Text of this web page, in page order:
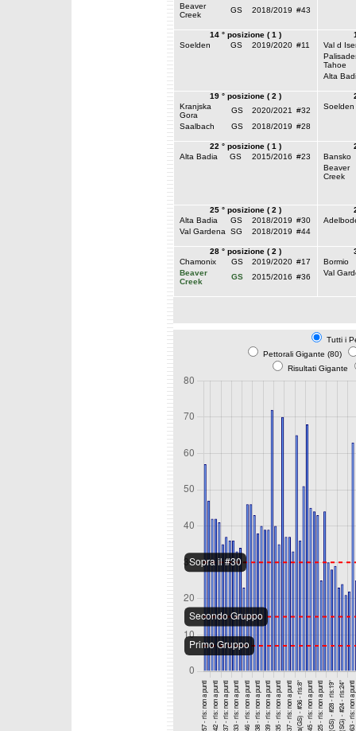
Beaver
Creek
GS 2018/2019 #43
14 ° posizione ( 1 )
Soelden
GS 2019/2020 #11
Val d
Tahoe
Alta
19 ° posizione ( 2 )
Kranjska
Gora
GS 2020/2021
#32
Saalbach
GS 2018/2019 #28
Soelden
22 ° posizione ( 1 )
Alta Badia
GS 2015/2016 #23
Bansko
Beaver
Creek
25 ° posizione ( 2 )
Alta Badia
GS 2018/2019 #30
Val Gardena
SG 2018/2019 #44
28 ° posizione ( 2 )
Chamonix
GS 2019/2020 #17
Beaver
Creek
GS 2015/2016 #36
Bormio
Val
Tutti i
Pettorali Gigante (80)
Risultati Gigante